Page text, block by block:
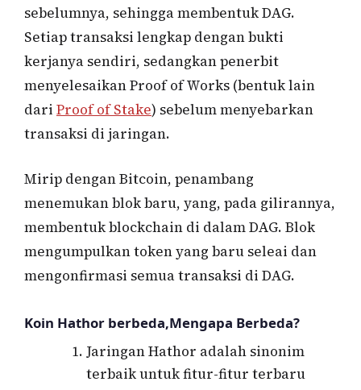
sebelumnya, sehingga membentuk DAG.
Setiap transaksi lengkap dengan bukti
kerjanya sendiri, sedangkan penerbit
menyelesaikan Proof of Works (bentuk lain
dari Proof of Stake) sebelum menyebarkan
transaksi di jaringan.
Mirip dengan Bitcoin, penambang
menemukan blok baru, yang, pada gilirannya,
membentuk blockchain di dalam DAG. Blok
mengumpulkan token yang baru seleai dan
mengonfirmasi semua transaksi di DAG.
Koin Hathor berbeda,Mengapa Berbeda?
Jaringan Hathor adalah sinonim
terbaik untuk fitur-fitur terbaru